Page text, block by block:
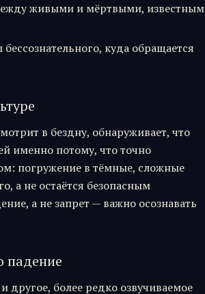
живыми и мёртвыми, известным
куда обращается
в бездну, обнаруживает, что
именно потому, что точно
погружение в тёмные, сложные
а не остаётся безопасным
а не запрет — важно осознавать
падение
более редко озвучиваемое